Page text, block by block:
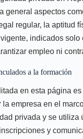
general aspectos
regular, la aptitud
indicados solo
empleo ni
a la formación
en esta página
empresa en el
privada y se utiliza
y